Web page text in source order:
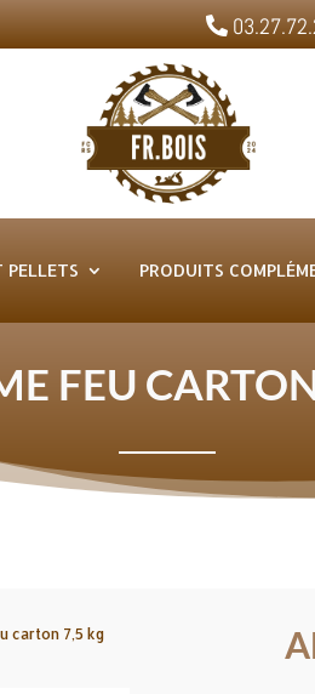
PELLETS PRODUITS
FEU
carton 7,5 kg